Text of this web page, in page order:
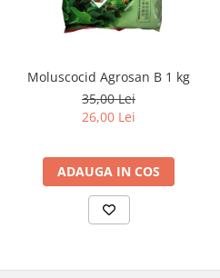
Moluscocid Agrosan B 1 kg
35,00 Lei
26,00 Lei
ADAUGA IN COS